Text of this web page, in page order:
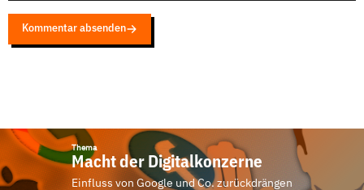
Kommentar absenden
Thema
Macht der Digitalkonzerne
Einfluss von Google und Co. zurückdrängen